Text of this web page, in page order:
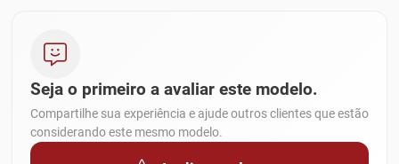
Seja o primeiro a avaliar este modelo.
Compartilhe sua experiência e ajude outros clientes que estão
considerando este mesmo modelo.